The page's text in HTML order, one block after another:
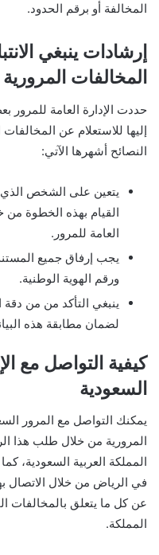
المخالفة أو برقم الحدود.
إرشادات ينبغي
المخالفات المرورية
حددت الإدارة العامة للمرور
إليها للاستعلام عن
النصائح أشهرها الآتي:
يتعين على الشخص الذي
القيام بهذه الخطوة من
العامة للمرور.
يجب إرفاق جميع
ورقم الهوية الوطنية.
ينبغي التأكد من من دقة
لضمان مطابقة هذه
كيفية التواصل مع
السعودية
يمكنك التواصل مع المرور
المملكة العربية السعودية،
عن كل ما يتعلق بالمخالفات
المملكة.